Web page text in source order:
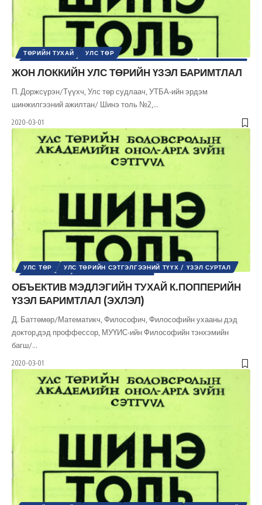
ТӨРИЙН ТУХАЙ
УЛС ТӨР
ШИНЭ ТОЛЬ СЭТГҮҮЛ
ЭРХ, ЭРХ ЧӨЛӨӨ
ЖОН ЛОККИЙН УЛС ТӨРИЙН ҮЗЭЛ БАРИМТЛАЛ
П. Доржсүрэн/Түүхч, Улс төр судлаач, УТБА-ийн эрдэм
шинжилгээний ажилтан/ Шинэ толь №2,…
2020-03-01
УЛС ТӨР
УЛС ТӨРИЙН СЭТГЭЛГЭЭНИЙ ТҮҮХ / ҮЗЭЛ СУРТАЛ
ОБЪЕКТИВ МЭДЛЭГИЙН ТУХАЙ К.ПОППЕРИЙН
ҮЗЭЛ БАРИМТЛАЛ (ЭХЛЭЛ)
Д. Баттөмөр/Математикч, Философич, Философийн ухааны дэд
доктор,дэд проффессор, МУҮИС-ийн Философийн тэнхэмийн
багш/…
2020-03-01